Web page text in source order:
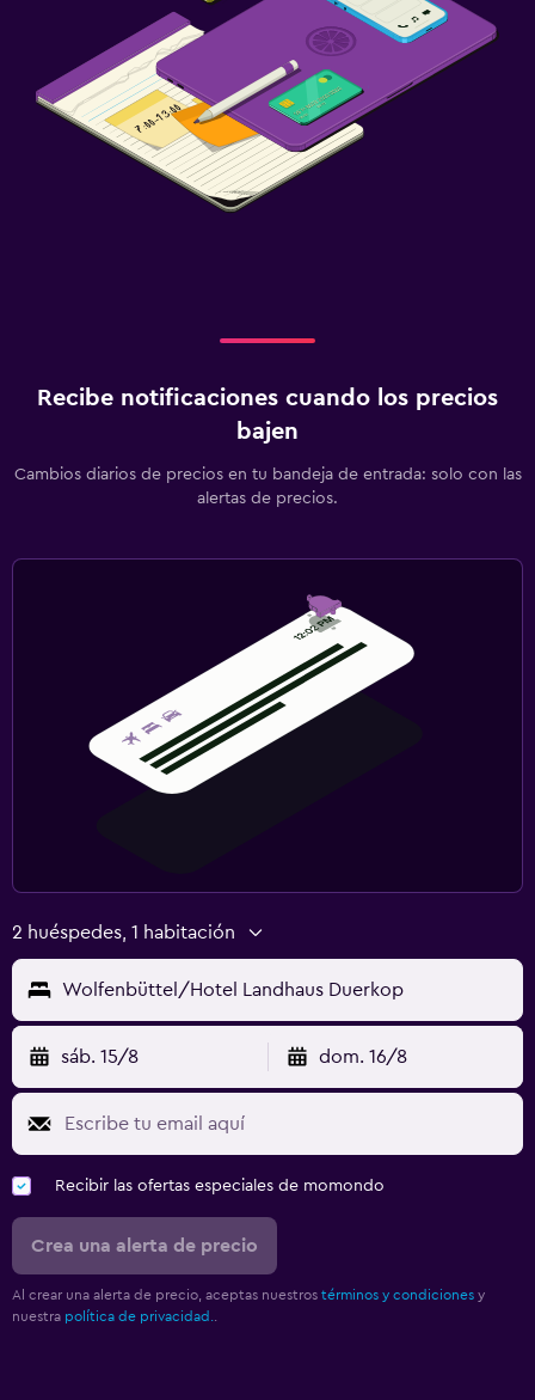
Recibe notificaciones cuando los precios
bajen
Cambios diarios de precios en tu bandeja de entrada: solo con las
alertas de precios.
2 huéspedes, 1 habitación
Wolfenbüttel/Hotel Landhaus Duerkop
sáb. 15/8 dom. 16/8
Recibir las ofertas especiales de momondo
Crea una alerta de precio
Al crear una alerta de precio, aceptas nuestros términos y condiciones y
nuestra política de privacidad.